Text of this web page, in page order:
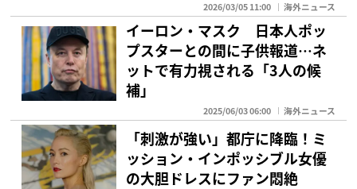
2026/03/05 11:00 海外ニュース
イーロン・マスク 日本人ポッ
プスターとの間に子供報道…ネ
ットで有力視される「3人の候
補」
2025/06/03 06:00 海外ニュース
「刺激が強い」都庁に降臨！ミ
ッション・インポッシブル女優
の大胆ドレスにファン悶絶